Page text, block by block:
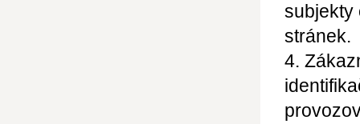
subjekty
stránek.
4.